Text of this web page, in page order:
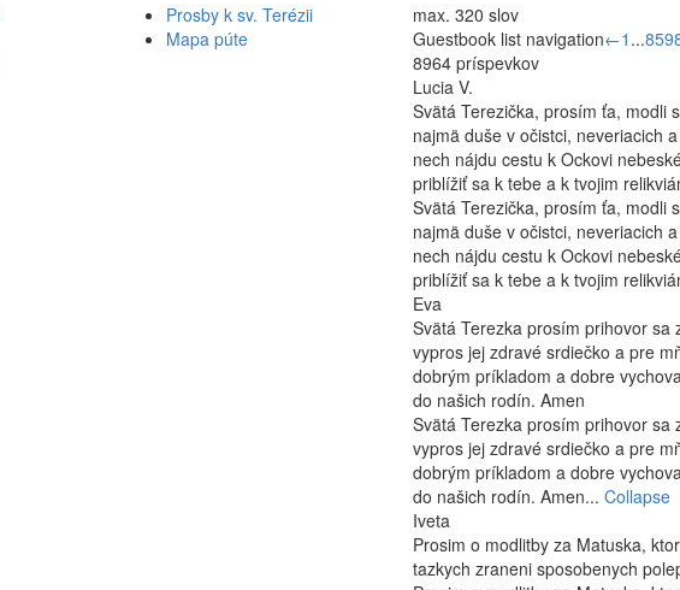
Prosby k sv. Terézii
Mapa púte
max. 320 slov
Guestbook list navigation←1 ...859
8964 príspevkov
Lucia V.
Svätá Terezička, prosím ťa, modli
najmä duše v očistci, neveriacich
nech nájdu cestu k Ockovi
priblížiť sa k tebe a k tvojim
Svätá Terezička, prosím ťa, modli
najmä duše v očistci, neveriacich
nech nájdu cestu k Ockovi
priblížiť sa k tebe a k tvojim
Eva
Svätá Terezka prosím prihovor sa
vypros jej zdravé srdiečko a pre
dobrým príkladom a dobre
do našich rodín. Amen
Svätá Terezka prosím prihovor sa
vypros jej zdravé srdiečko a pre
dobrým príkladom a dobre
do našich rodín. Amen... Collapse
Iveta
Prosim o modlitby za Matuska,
tazkych zraneni sposobenych